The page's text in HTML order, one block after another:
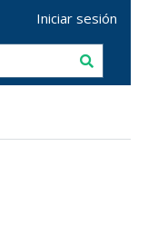
Iniciar sesión